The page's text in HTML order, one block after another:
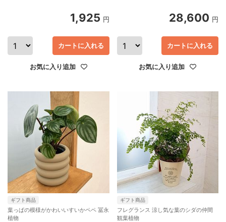
1,925 円
お気に入り追加
カートに入れる
28,600 円
お気に入り追加
カートに入れる
ギフト商品
葉っぱの模様がかわいいすいかペペ 冨永
植物
ギフト商品
フレグランス 涼し気な葉のシダの仲間
観葉植物